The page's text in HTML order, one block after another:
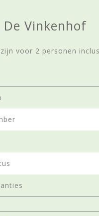
Vinkenhof
voor 2 personen